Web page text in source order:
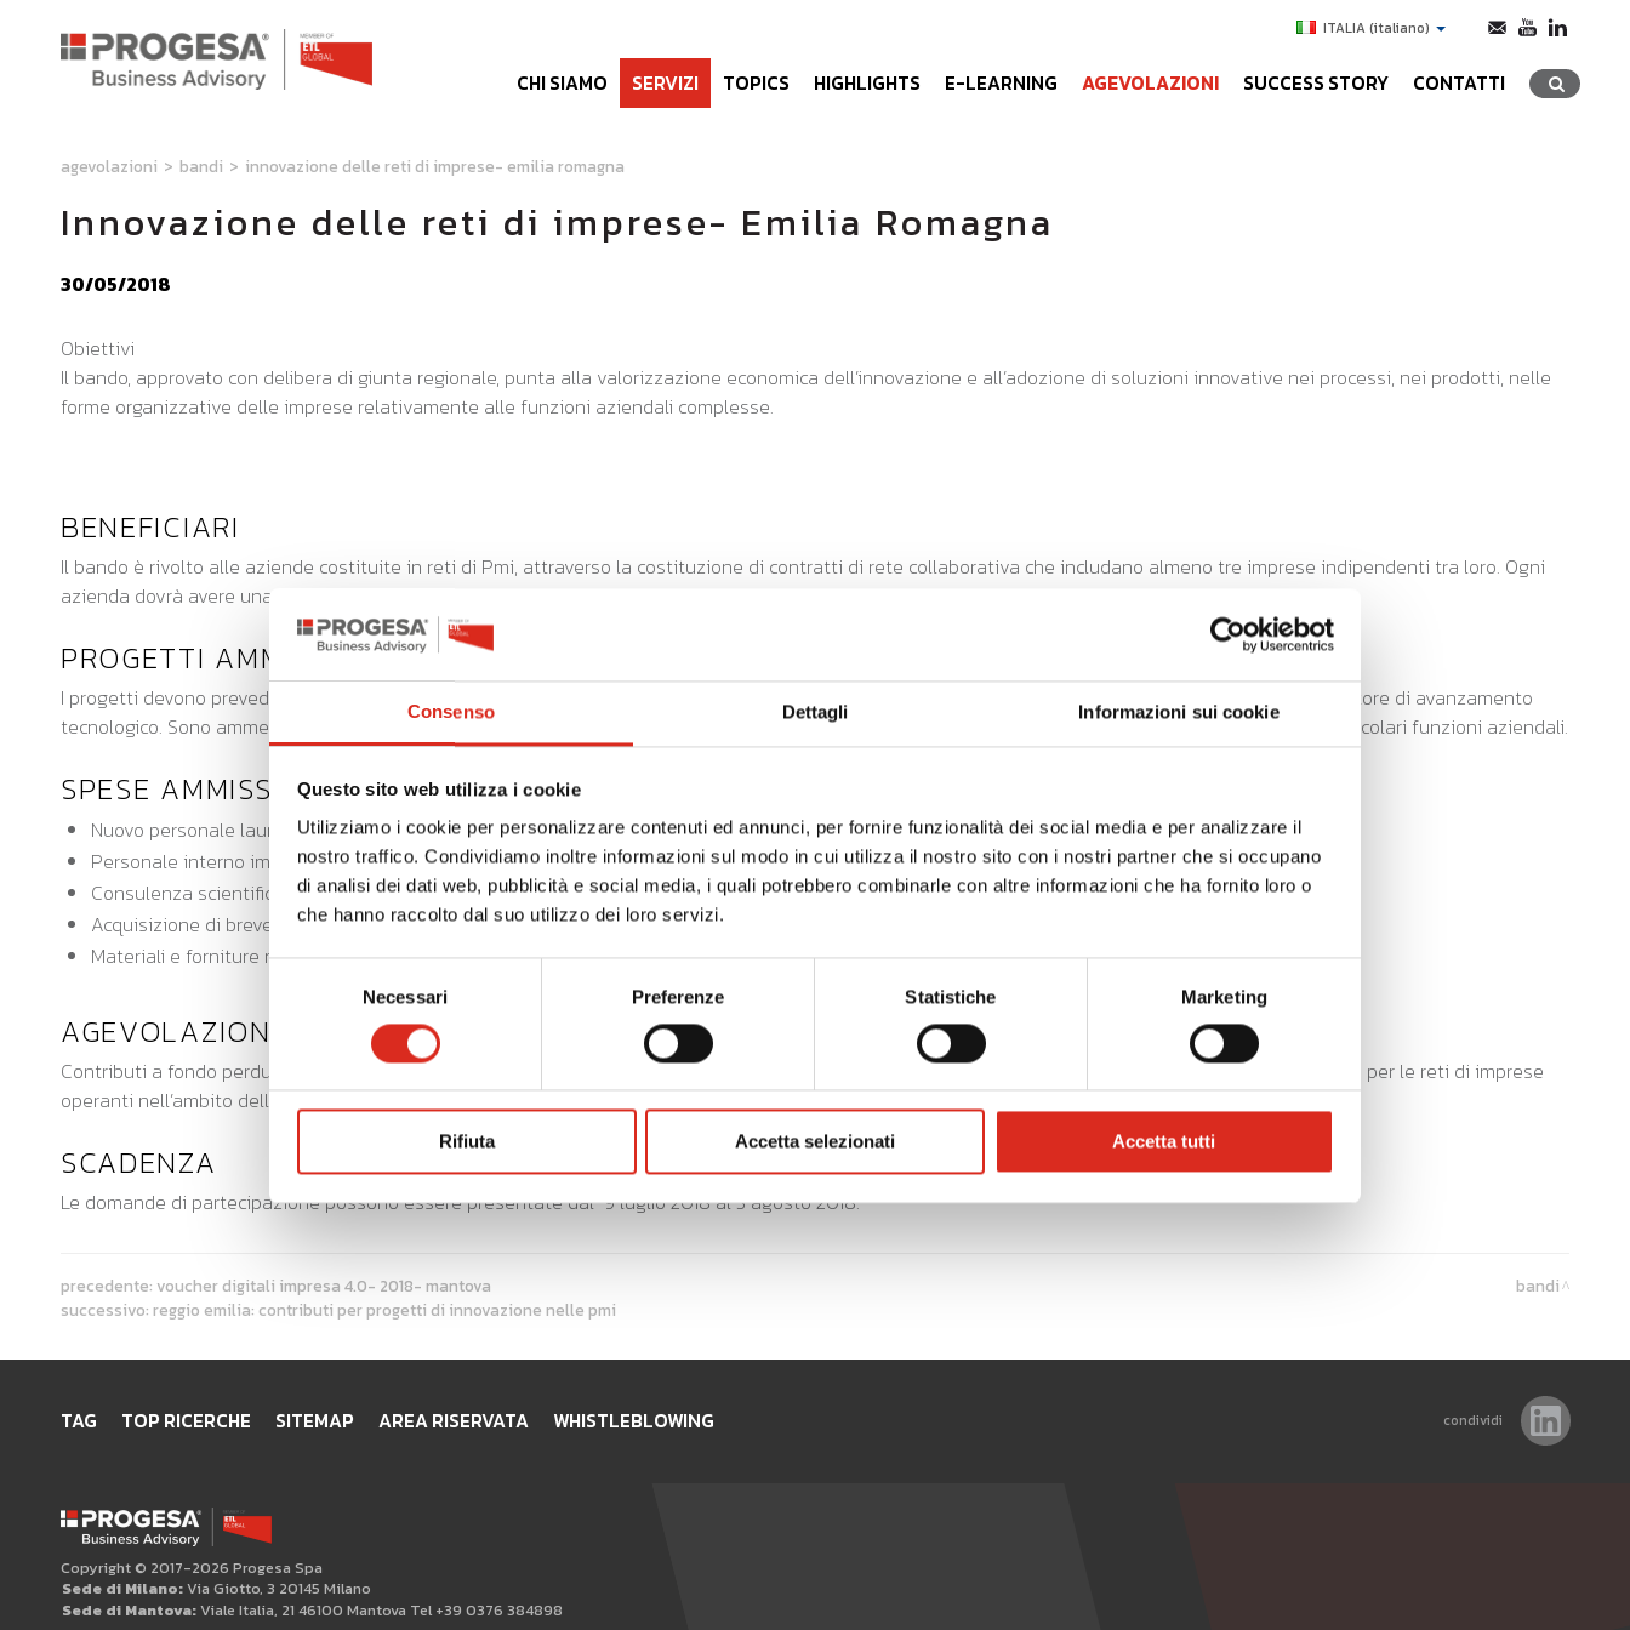
Consenso Dettagli Informazioni sui cookie
Questo sito web utilizza i cookie
Utilizziamo i cookie per personalizzare contenuti ed annunci, per fornire funzionalità dei social media e per analizzare il
nostro traffico. Condividiamo inoltre informazioni sul modo in cui utilizza il nostro sito con i nostri partner che si occupano
di analisi dei dati web, pubblicità e social media, i quali potrebbero combinarle con altre informazioni che ha fornito loro o
che hanno raccolto dal suo utilizzo dei loro servizi.
Necessari Preferenze Statistiche Marketing
Rifiuta Accetta selezionati Accetta tutti
ITALIA(italiano)
CHI SIAMO SERVIZI TOPICS HIGHLIGHTS E-LEARNING AGEVOLAZIONI SUCCESS STORY CONTATTI
agevolazioni > bandi > innovazione delle reti di imprese- emilia romagna
Innovazione delle reti di imprese- Emilia Romagna
30/05/2018
Obiettivi
Il bando, approvato con delibera di giunta regionale, punta alla valorizzazione economica dell’innovazione e all’adozione di soluzioni innovative nei processi, nei prodotti, nelle
forme organizzative delle imprese relativamente alle funzioni aziendali complesse.
BENEFICIARI
Il bando è rivolto alle aziende costituite in reti di Pmi, attraverso la costituzione di contratti di rete collaborativa che includano almeno tre imprese indipendenti tra loro. Ogni
azienda dovrà avere una partecipazione ai costi pari ad almeno il 10% del totale e non superiore al 50% per accedere al contributo.
PROGETTI AMMISSIBILI
I progetti devono prevedere la sperimentazione e l'adozione di soluzioni innovative di interesse comune, in cui la collaborazione tra le imprese sia il fattore di avanzamento
tecnologico. Sono ammessi inoltre progetti strategici di innovazione digitale in grado di apportare cambiamenti sostanziali nella organizzazione di particolari funzioni aziendali.
SPESE AMMISSIBILI
Nuovo personale laureato
Personale interno impegnato nel progetto
Consulenza scientifica o specialistica
Acquisizione di brevetti
Materiali e forniture necessarie al progetto
AGEVOLAZIONE
Contributi a fondo perduto per il 50% del costo ammesso, per progetti di valore compreso tra tra 150mila e 300mila euro (valore minimo ridotto del 50% per le reti di imprese
operanti nell’ambito delle industrie culturali e creative).
SCADENZA
Le domande di partecipazione possono essere presentate dal 9 luglio 2018 al 3 agosto 2018.
precedente: voucher digitali impresa 4.0- 2018- mantova
successivo: reggio emilia: contributi per progetti di innovazione nelle pmi
bandi
TAG TOP RICERCHE SITEMAP AREA RISERVATA WHISTLEBLOWING condividi
Copyright © 2017-2026 Progesa Spa
Sede di Milano:Via Giotto, 3 20145 Milano
Sede di Mantova:Viale Italia, 21 46100 Mantova Tel +39 0376 384898